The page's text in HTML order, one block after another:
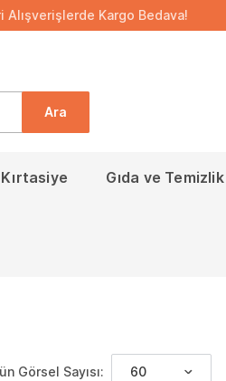
Alışverişlerde Kargo Bedava!
Ara
Gıda ve Temizlik
Görsel Sayısı: 60